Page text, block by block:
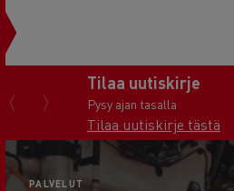
Tilaa uutiskirje
Pysy ajan tasalla
Tilaa uutiskirje tästä
PALVELUT